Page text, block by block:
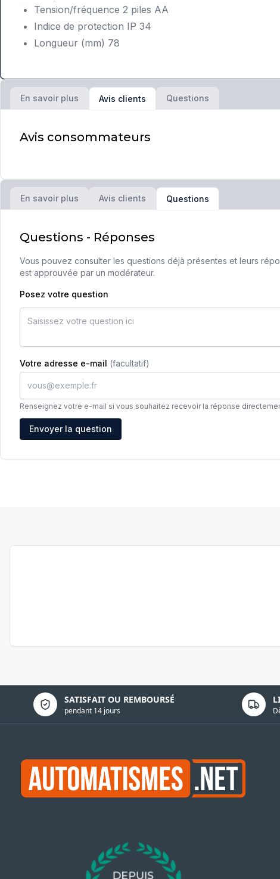
Tension/fréquence 2 piles AA
Indice de protection IP 34
Longueur (mm) 78
En savoir plus Avis clients Questions
Avis consommateurs
En savoir plus Avis clients Questions
Questions - Réponses
Vous pouvez consulter les questions déjà présentes et leurs
est approuvée par un modérateur.
Posez votre question
Votre adresse e-mail (facultatif)
Renseignez votre e-mail si vous souhaitez recevoir la réponse
Adresse e-mail
Envoyer la question
SATISFAIT OU REMBOURSÉ
pendant 14 jours
Politique de confidentialité